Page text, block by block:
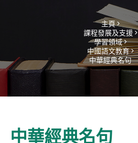
主頁 >
課程發展及支援 >
學習領域 >
中國語文教育 >
中華經典名句
中華經典名句